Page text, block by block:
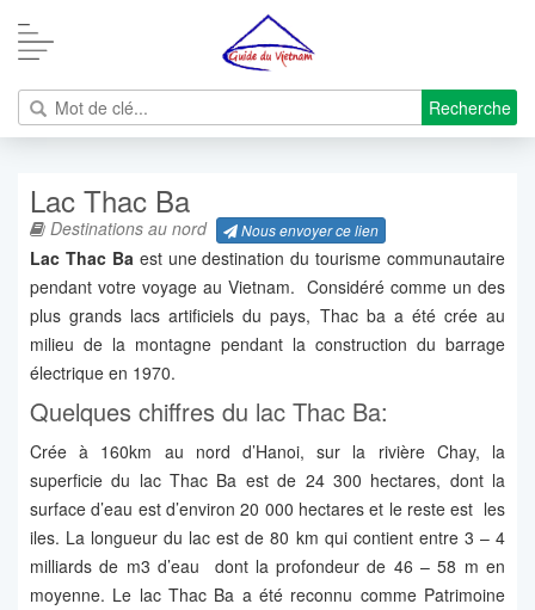
Recherche
Lac Thac Ba
Destinations au nord Nous envoyer ce lien
Lac Thac Baest une destination du tourisme communautaire
pendant votre voyage au Vietnam. Considéré comme un des
plus grands lacs artificiels du pays, Thac ba a été crée au
milieu de la montagne pendant la construction du barrage
électrique en 1970.
Quelques chiffres du lac Thac Ba:
Crée à 160km au nord d’Hanoi, sur la rivière Chay, la
superficie du lac Thac Ba est de 24 300 hectares, dont la
surface d’eau est d’environ 20 000 hectares et le reste est les
iles. La longueur du lac est de 80 km qui contient entre 3 – 4
milliards de m3 d’eau dont la profondeur de 46 – 58 m en
moyenne. Le lac Thac Ba a été reconnu comme Patrimoine